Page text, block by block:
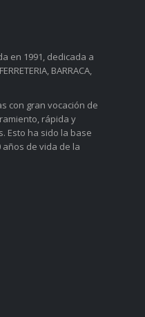
en 1991, dedicada a
BARRACA,
con gran vocación de
rápida y
Esto ha sido la base
de vida de la